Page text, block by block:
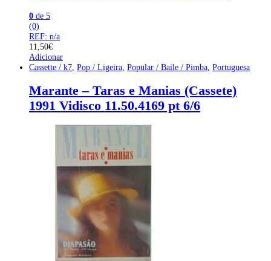
0 de 5
(0)
REF: n/a
11,50€
Adicionar
Cassette / k7 Pop / Ligeira Popular / Baile / Pimba Portuguesa
Marante – Taras e Manias (Cassete)
1991 Vidisco 11.50.4169 pt 6/6